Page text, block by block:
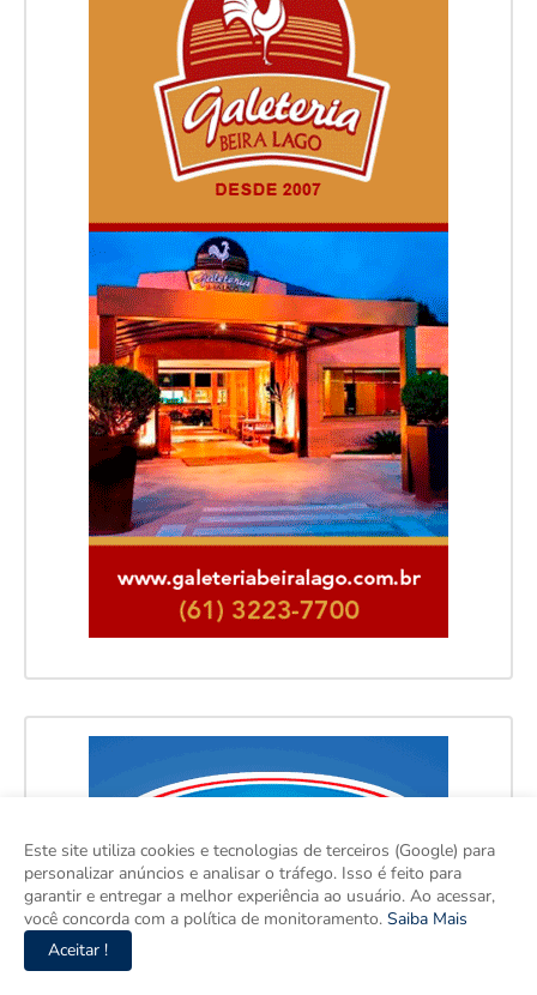
Este site utiliza cookies e tecnologias de terceiros (Google) para
personalizar anúncios e analisar o tráfego. Isso é feito para
garantir e entregar a melhor experiência ao usuário. Ao acessar,
você concorda com a política de monitoramento. Saiba Mais
Aceitar !